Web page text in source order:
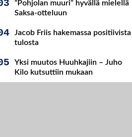
”Pohjolan muuri” hyvällä mielellä
Saksa-otteluun
Jacob Friis hakemassa positiivista
tulosta
Yksi muutos Huuhkajiin – Juho
Kilo kutsuttiin mukaan